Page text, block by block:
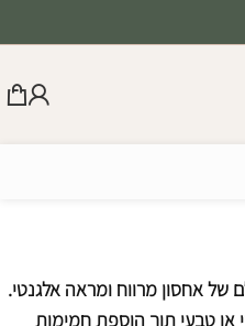
של אחסון מרווח ומראה אלגנטי.
או טבעי תוך הוספת חמימות